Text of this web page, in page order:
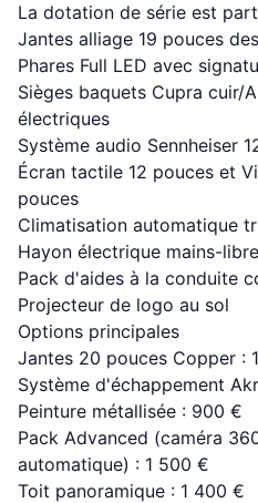
La dotation de série est
Jantes alliage 19 pouces
Phares Full LED avec
Sièges baquets Cupra cuir/
électriques
Système audio Sennheiser
Écran tactile 12 pouces et
pouces
Climatisation automatique
Hayon électrique mains-
Pack d'aides à la conduite
Projecteur de logo au sol
Options principales
Jantes 20 pouces Copper :
Système d'échappement
Peinture métallisée : 900 €
Pack Advanced (caméra
automatique) : 1 500 €
Toit panoramique : 1 400 €